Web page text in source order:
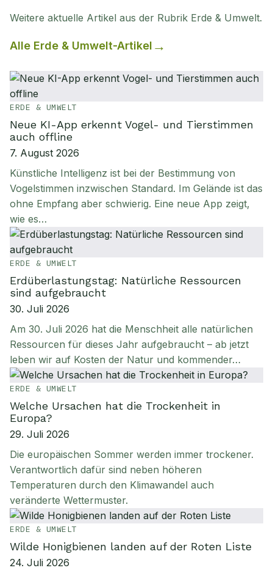
Weitere aktuelle Artikel aus der Rubrik Erde & Umwelt.
Alle Erde & Umwelt-Artikel
ERDE & UMWELT
Neue KI-App erkennt Vogel- und Tierstimmen
auch offline
7. August 2026
Künstliche Intelligenz ist bei der Bestimmung von
Vogelstimmen inzwischen Standard. Im Gelände ist das
ohne Empfang aber schwierig. Eine neue App zeigt,
wie es…
ERDE & UMWELT
Erdüberlastungstag: Natürliche Ressourcen
sind aufgebraucht
30. Juli 2026
Am 30. Juli 2026 hat die Menschheit alle natürlichen
Ressourcen für dieses Jahr aufgebraucht – ab jetzt
leben wir auf Kosten der Natur und kommender…
ERDE & UMWELT
Welche Ursachen hat die Trockenheit in
Europa?
29. Juli 2026
Die europäischen Sommer werden immer trockener.
Verantwortlich dafür sind neben höheren
Temperaturen durch den Klimawandel auch
veränderte Wettermuster.
ERDE & UMWELT
Wilde Honigbienen landen auf der Roten Liste
24. Juli 2026